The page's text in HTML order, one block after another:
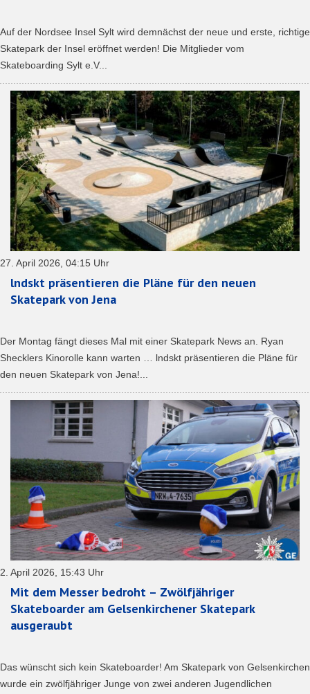
Auf der Nordsee Insel Sylt wird demnächst der neue und erste, richtige
Skatepark der Insel eröffnet werden! Die Mitglieder vom
Skateboarding Sylt e.V...
27. April 2026, 04:15 Uhr
lndskt präsentieren die Pläne für den neuen
Skatepark von Jena
Der Montag fängt dieses Mal mit einer Skatepark News an. Ryan
Shecklers Kinorolle kann warten … lndskt präsentieren die Pläne für
den neuen Skatepark von Jena!...
2. April 2026, 15:43 Uhr
Mit dem Messer bedroht – Zwölfjähriger
Skateboarder am Gelsenkirchener Skatepark
ausgeraubt
Das wünscht sich kein Skateboarder! Am Skatepark von Gelsenkirchen
wurde ein zwölfjähriger Junge von zwei anderen Jugendlichen